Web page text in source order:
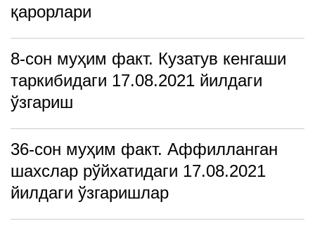
қарорлари
8-сон муҳим факт. Кузатув кенгаши
таркибидаги 17.08.2021 йилдаги
ўзгариш
36-сон муҳим факт. Аффилланган
шахслар рўйхатидаги 17.08.2021
йилдаги ўзгаришлар